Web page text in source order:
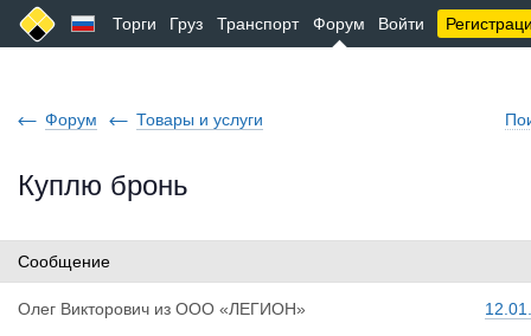
Торги Груз Транспорт Форум Войти
Форум Товары и услуги
Куплю бронь
Сообщение
Олег Викторович из ООО «ЛЕГИОН»